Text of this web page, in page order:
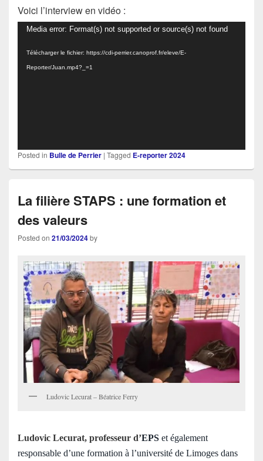
Voici l’interview en vidéo :
Lecteur
Media error: Format(s) not supported or source(s) not found
Télécharger le fichier: https://cdi-perrier.canoprof.fr/eleve/E-
Reporter/Juan.mp4?_=1
Posted in Bulle de Perrier | Tagged E-reporter 2024
La filière STAPS : une formation et
des valeurs
Posted on 21/03/2024by
Ludovic Lecurat – Béatrice Ferry
Ludovic Lecurat, professeur d’EPS et également
responsable d’une formation à l’université de Limoges dans